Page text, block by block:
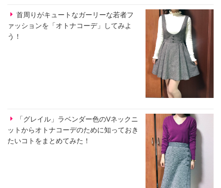
首周りがキュートなガーリーな若者フ
ァッションを「オトナコーデ」してみよ
う！
「グレイル」ラベンダー色のVネックニ
ットからオトナコーデのために知っておき
たいコトをまとめてみた！